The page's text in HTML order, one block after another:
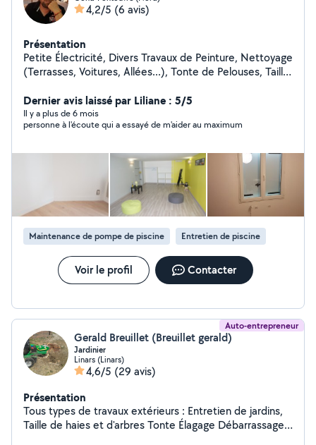
4,2/5 (6 avis)
Présentation
Petite Électricité, Divers Travaux de Peinture, Nettoyage
(Terrasses, Voitures, Allées...), Tonte de Pelouses, Taille
Livraison de Courses, Assistance Informatique, etc...
Dernier avis laissé par Liliane : 5/5
Il y a plus de 6 mois
personne à l'écoute qui a essayé de m'aider au maximum
Maintenance de pompe de piscine Entretien de piscine
Voir le profil Contacter
Auto-entrepreneur
Gerald Breuillet (Breuillet gerald)
Jardinier
Linars (Linars)
4,6/5 (29 avis)
Présentation
Tous types de travaux extérieurs : Entretien de jardins,
Taille de haies et d'arbres Tonte Élagage Débarrassage